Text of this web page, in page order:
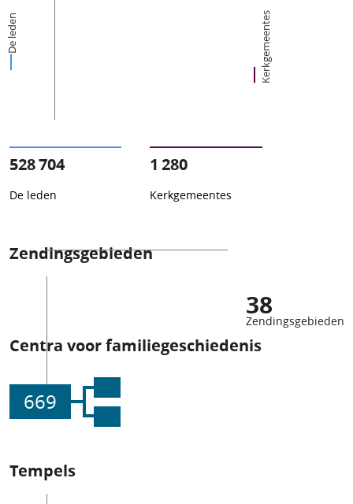
De leden Kerkgemeentes
528 704
De leden
1 280
Kerkgemeentes
Zendingsgebieden
38
Zendingsgebieden
Centra voor familiegeschiedenis
669
Tempels